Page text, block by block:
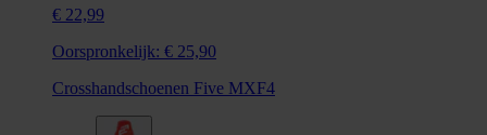
€ 22,99
Oorspronkelijk: € 25,90
Crosshandschoenen Five MXF4